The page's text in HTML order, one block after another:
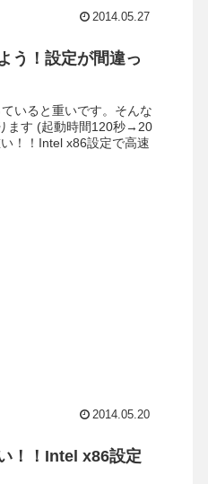
2014.05.27
う！設定が間違っ
いると重いです。そんな
ます (起動時間120秒→20
！！Intel x86設定で高速
2014.05.20
！！Intel x86設定